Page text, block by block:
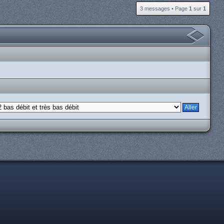
3 messages • Page 1 sur 1